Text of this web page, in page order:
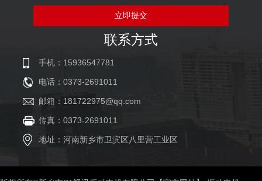
立即提交
联系方式
手机：15936547781
电话：0373-2691011
邮箱：181722975@qq.com
传真：0373-2691011
地址：河南新乡市卫滨区八里营工业区